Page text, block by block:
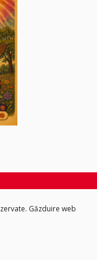
Găzduire web